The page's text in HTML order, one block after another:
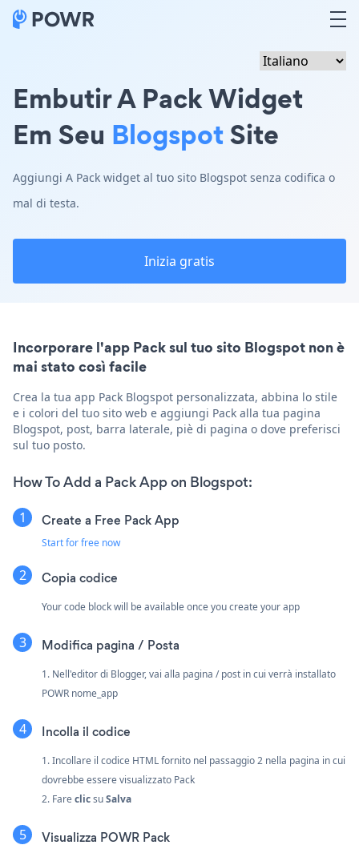
Embutir A Pack Widget
Em Seu BlogspotSite
Aggiungi A Pack widget al tuo sito Blogspot senza codifica o
mal di testa.
Inizia gratis
Incorporare l'app Pack sul tuo sito Blogspot non è
mai stato così facile
Crea la tua app Pack Blogspot personalizzata, abbina lo stile
e i colori del tuo sito web e aggiungi Pack alla tua pagina
Blogspot, post, barra laterale, piè di pagina o dove preferisci
sul tuo posto.
How To Add a Pack App on Blogspot:
Create a Free Pack App
Start for free now
Copia codice
Your code block will be available once you create your app
Modifica pagina / Posta
1. Nell'editor di Blogger, vai alla pagina / post in cui verrà installato
POWR nome_app
Incolla il codice
1. Incollare il codice HTML fornito nel passaggio 2 nella pagina in cui
dovrebbe essere visualizzato Pack
2. FareclicsuSalva
Visualizza POWR Pack